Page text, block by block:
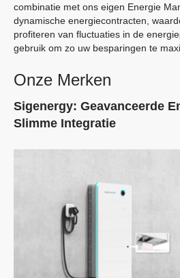
combinatie met ons eigen Energie
dynamische energiecontracten,
profiteren van fluctuaties in de
gebruik om zo uw besparingen te
Onze Merken
Sigenergy: Geavanceerde
Slimme Integratie